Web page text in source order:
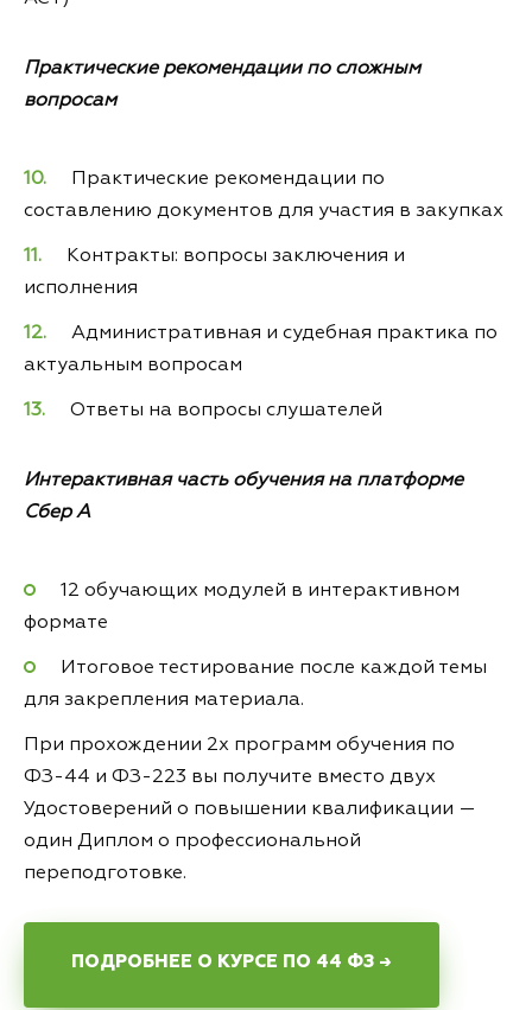
Практические рекомендации по сложным
вопросам
Практические рекомендации по
составлению документов для участия в закупках
Контракты: вопросы заключения и
исполнения
Административная и судебная практика по
актуальным вопросам
Ответы на вопросы слушателей
Интерактивная часть обучения на платформе
Сбер А
12 обучающих модулей в интерактивном
формате
Итоговое тестирование после каждой темы
для закрепления материала.
При прохождении 2х программ обучения по
ФЗ-44 и ФЗ-223 вы получите вместо двух
Удостоверений о повышении квалификации —
один Диплом о профессиональной
переподготовке.
ПОДРОБНЕЕ О КУРСЕ ПО 44 ФЗ →